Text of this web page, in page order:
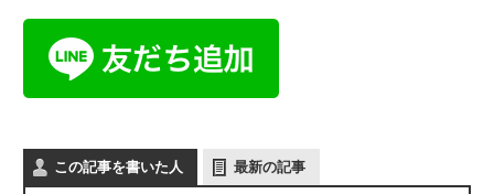
この記事を書いた人 最新の記事